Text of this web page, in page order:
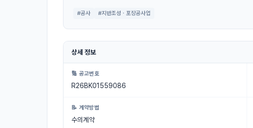
#공사 #지반조성ㆍ포장공사업
상세 정보
🔢 공고번호
R26BK01559086
📝 계약방법
수의계약